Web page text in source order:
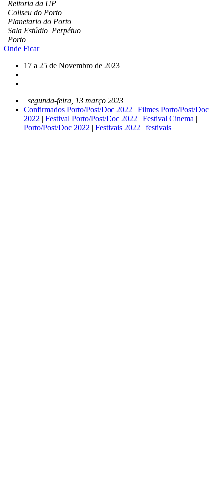
Reitoria da UP
Coliseu do Porto
Planetario do Porto
Sala Estúdio_Perpétuo
Porto
Onde Ficar
17 a 25 de Novembro de 2023
segunda-feira, 13 março 2023
Confirmados Porto/Post/Doc 2022 | Filmes Porto/Post/Doc
2022 | Festival Porto/Post/Doc 2022 | Festival Cinema |
Porto/Post/Doc 2022 | Festivais 2022 | festivais